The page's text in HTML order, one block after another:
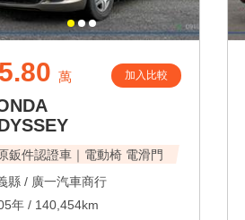
萬 加入比較
鈑件認證車｜電動椅 電滑門
縣 / 廣一汽車商行
年 / 140,454km